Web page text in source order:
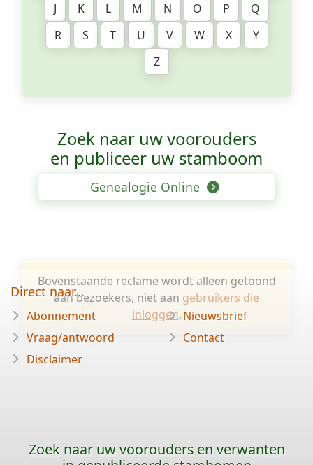
J
K L M N O P
Q
R
S T U V W X
Y
Z
Zoek naar uw voorouders
en publiceer uw stamboom
Genealogie Online
Bovenstaande reclame wordt alleen getoond
aan bezoekers, niet aan gebruikers die
inloggen.
Direct naar...
Abonnement
Vraag/antwoord
Disclaimer
Nieuwsbrief
Contact
Zoek naar uw voorouders en verwanten